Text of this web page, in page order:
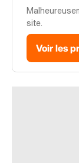
site.
Voir les